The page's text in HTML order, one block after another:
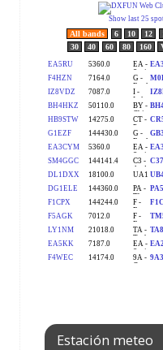
Estación meteo